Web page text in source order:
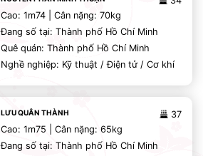
Cao: 1m74 | Cân nặng: 70kg
Đang số tại: Thành phố Hồ Chí Minh
Quê quán: Thành phố Hồ Chí Minh
Nghề nghiệp: Kỹ thuật / Điện tử / Cơ khí
37
LƯU QUÂN THÀNH
Cao: 1m75 | Cân nặng: 65kg
Đang số tại: Thành phố Hồ Chí Minh